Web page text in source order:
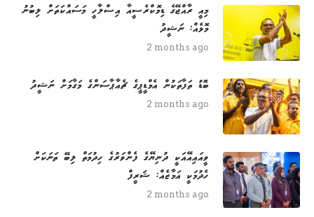
މިއީ ރާއްޖޭގެ ޑިމޮކްރެސީއާ އިސްލާހީ މަސައްކަތަށް ލިބުނު
މޮޅެއް: ނަޝީދު
2 months ago
ބޮޑު ތަފާތަކުން އެމްޑީޕީގެ ޗެއާޕާސަންގެ މަގާމަށް ނަޝީދު
2 months ago
ވީއައިއޭއަކީ ދުނިޔޭގެ ފެންވަރުގެ ހިދުމަތް ލިބޭ ތަނަކަށް
ހެދުމަކީ އަމާޒެއް: ޝަރީފް
2 months ago